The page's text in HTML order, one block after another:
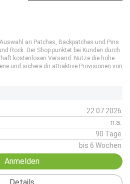
an Patches, Backpatches und Pins
Rock. Der Shop punktet bei Kunden durch
kostenlosen Versand. Nutze die hohe
und sichere dir attraktive Provisionen von
22.07.2026
n.a.
90 Tage
bis 6 Wochen
Anmelden